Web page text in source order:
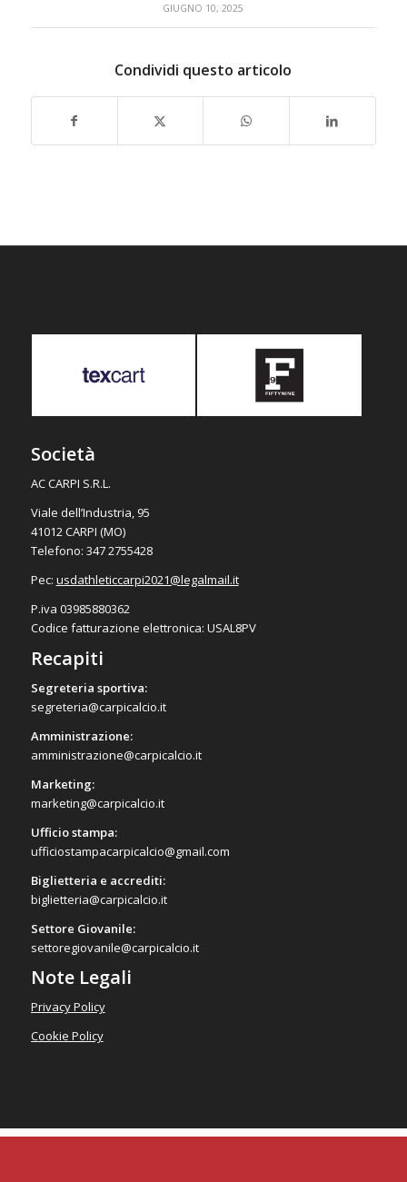
GIUGNO 10, 2025
Condividi questo articolo
Società
AC CARPI S.R.L.
Viale dell’Industria, 95
41012 CARPI (MO)
Telefono: 347 2755428
Pec: usdathleticcarpi2021@legalmail.it
P.iva 03985880362
Codice fatturazione elettronica: USAL8PV
Recapiti
Segreteria sportiva:
segreteria@carpicalcio.it
Amministrazione:
amministrazione@carpicalcio.it
Marketing:
marketing@carpicalcio.it
Ufficio stampa:
ufficiostampacarpicalcio@gmail.com
Biglietteria e accrediti:
biglietteria@carpicalcio.it
Settore Giovanile:
settoregiovanile@carpicalcio.it
Note Legali
Privacy Policy
Cookie Policy